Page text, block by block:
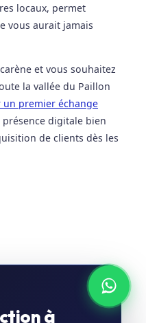
locaux, permet
vous aurait jamais
et vous souhaitez
la vallée du Paillon
premier échange
digitale bien
de clients dès les
à